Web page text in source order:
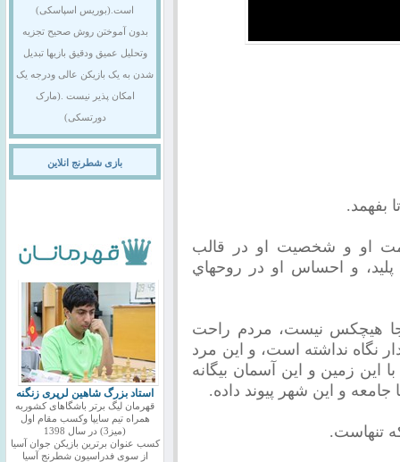
بفهمد.
او و شخصيت او در قالب
پليد، و احساس او در روحهاي
هيچكس نيست، مردم راحت
نگاه نداشته است، و اين مرد
اين زمين و اين آسمان بيگانه
و اين شهر پيوند داده.
تنهاست.
است.(بوریس اسپاسکی)
بدون آموختن روش صحیح تجزیه
وتحلیل عمیق ودقیق بازیها تبدیل
شدن به یک بازیکن عالی ودرجه یک
امکان پذیر نیست .(مارک
دورتسکی)
بازی شطرنج انلاین
استاد بزرگ شاهین لرپری زنگنه
قهرمان لیگ برتر باشگاهای کشوربه
همراه تیم سایپا وکسب مقام اول
(میز3) در سال 1398
کسب عنوان برترین بازیکن جوان آسیا
از سوی فدراسیون شطرنج آسیا